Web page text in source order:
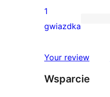
gwiazdkowych
recenzji
2-
0
1-
1
gwiazdka
Your review
Wsparcie